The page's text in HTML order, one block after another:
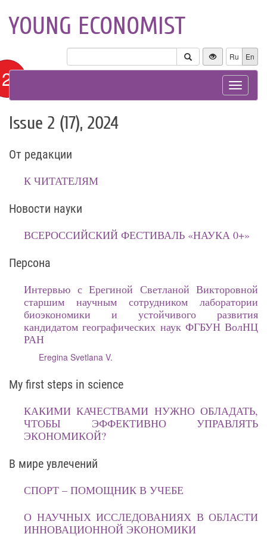
YOUNG ECONOMIST
Ru En
Toggle
Issue 2 (17), 2024
От редакции
К ЧИТАТЕЛЯМ
Новости науки
ВСЕРОССИЙСКИЙ ФЕСТИВАЛЬ «НАУКА 0+»
Персона
Интервью с Ерегиной Светланой Викторовной
старшим научным сотрудником лаборатории
биоэкономики и устойчивого развития
кандидатом географических наук ФГБУН ВолНЦ
РАН
Eregina Svetlana V.
My first steps in science
КАКИМИ КАЧЕСТВАМИ НУЖНО ОБЛАДАТЬ,
ЧТОБЫ ЭФФЕКТИВНО УПРАВЛЯТЬ
ЭКОНОМИКОЙ?
В мире увлечений
СПОРТ – ПОМОЩНИК В УЧЕБЕ
О НАУЧНЫХ ИССЛЕДОВАНИЯХ В ОБЛАСТИ
ИННОВАЦИОННОЙ ЭКОНОМИКИ